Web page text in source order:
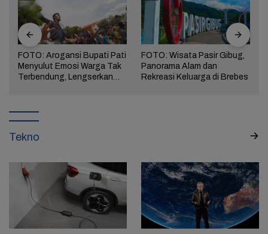
FOTO: Arogansi Bupati Pati
Menyulut Emosi Warga Tak
Terbendung, Lengserkan
FOTO: Wisata Pasir Gibug,
Panorama Alam dan
Rekreasi Keluarga di Brebes
Tekno